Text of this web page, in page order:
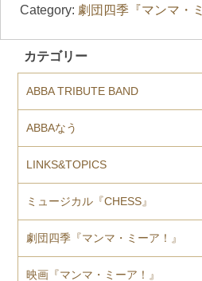
Category: 劇団四季『マンマ・
カテゴリー
ABBA TRIBUTE BAND
ABBAなう
LINKS&TOPICS
ミュージカル『CHESS』
劇団四季『マンマ・ミーア！』
映画『マンマ・ミーア！』